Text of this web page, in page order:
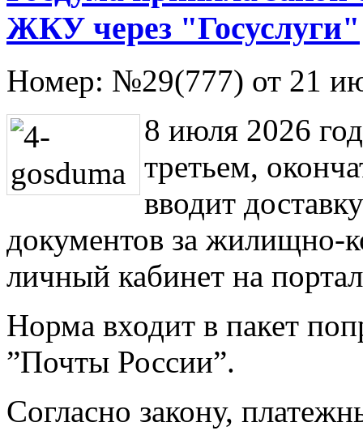
ЖКУ через "Госуслуги"
Номер: №29(777) от 21
8 июля 2026
третьем,
вводит
документов за жилищно-
личный кабинет на
Норма входит в пакет
”Почты России”.
Согласно закону,